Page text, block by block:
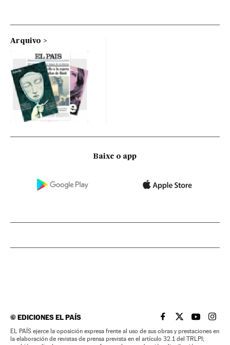
Arquivo
Baixe o app
©EDICIONES EL PAÍS EL PAÍS BRASIL EN
EL PAÍSEL PAÍS
EL
EL PAÍS ejerce la oposición expresa frente al uso de sus obras y prestaciones en
la elaboración de revistas de prensa prevista en el artículo 32.1 del TRLPI;